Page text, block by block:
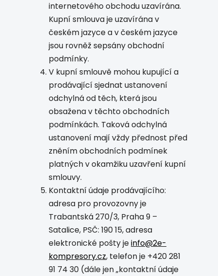
internetového obchodu uzavírána.
Kupní smlouva je uzavírána v
českém jazyce a v českém jazyce
jsou rovněž sepsány obchodní
podmínky.
V kupní smlouvě mohou kupující a
prodávající sjednat ustanovení
odchylná od těch, která jsou
obsažena v těchto obchodních
podmínkách. Taková odchylná
ustanovení mají vždy přednost před
zněním obchodních podmínek
platných v okamžiku uzavření kupní
smlouvy.
Kontaktní údaje prodávajícího:
adresa pro provozovny je
Trabantská 270/3, Praha 9 –
Satalice, PSČ: 190 15, adresa
elektronické pošty jeinfo@2e-
kompresory.cz, telefon je +420 281
91 74 30 (dále jen „kontaktní údaje